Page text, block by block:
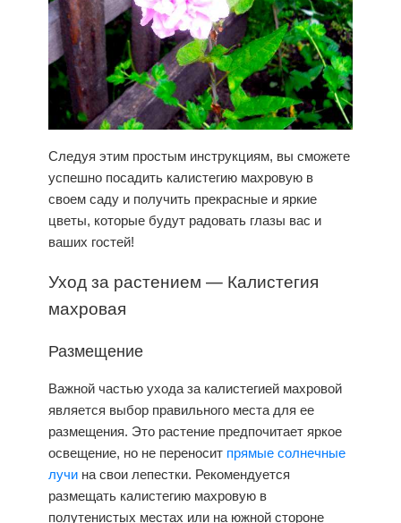
Следуя этим простым инструкциям, вы сможете
успешно посадить калистегию махровую в
своем саду и получить прекрасные и яркие
цветы, которые будут радовать глазы вас и
ваших гостей!
Уходза растением — Калистегия
махровая
Размещение
Важной частью ухода за калистегией махровой
является выбор правильного места для ее
размещения. Это растение предпочитает яркое
освещение, но не переносит прямые солнечные
лучи на свои лепестки. Рекомендуется
размещать калистегию махровую в
полутенистых местах или на южной стороне